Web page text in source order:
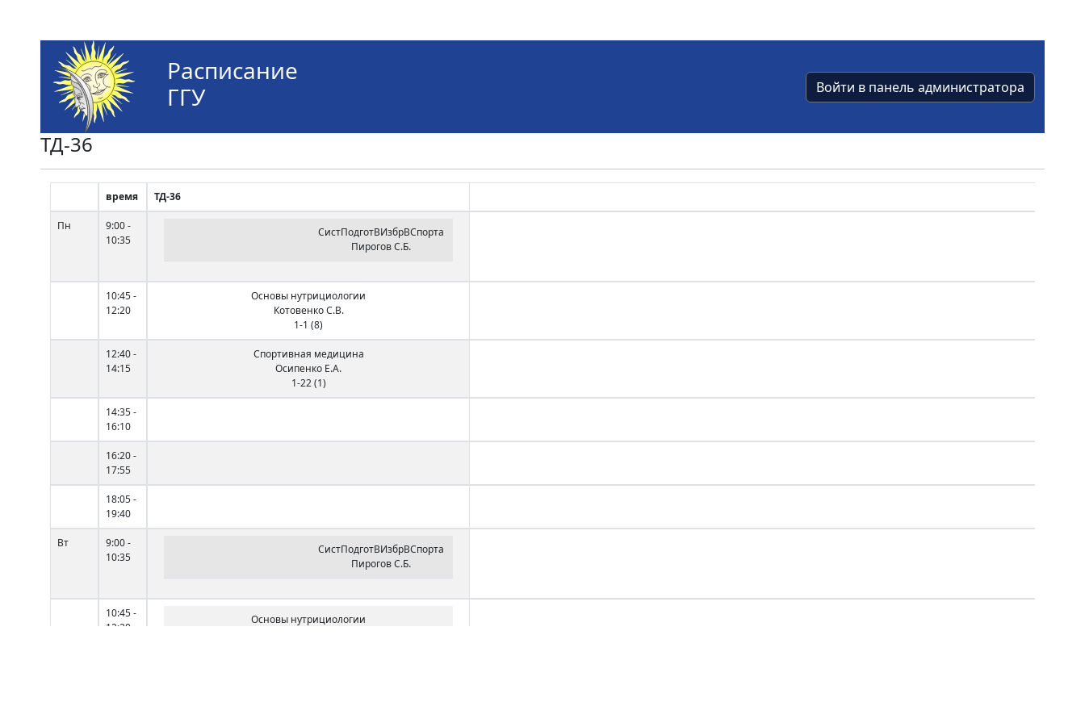
Расписание
ГГУ
Войти в панель администратора
ТД-36
время ТД-36
Пн
9:00 -
10:35
СистПодготВИзбрВСпорта
Пирогов С.Б.
10:45 -
12:20
Основы нутрициологии
Котовенко С.В.
1-1 (8)
12:40 -
14:15
Спортивная медицина
Осипенко Е.А.
1-22 (1)
14:35 -
16:10
16:20 -
17:55
18:05 -
19:40
Вт
9:00 -
10:35
СистПодготВИзбрВСпорта
Пирогов С.Б.
10:45 -
12:20
Основы нутрициологии